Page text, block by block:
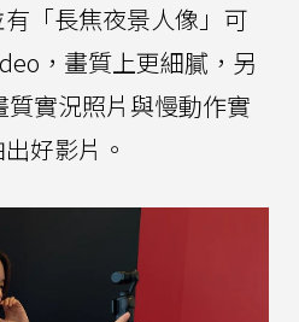
「長焦夜景人像」可
，畫質上更細膩，另
實況照片與慢動作實
好影片。